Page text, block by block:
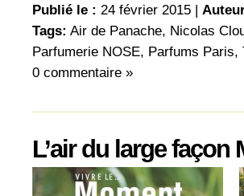
Publié le : 24 février 2015 |
Tags: Air de Panache, Nicolas
Parfumerie NOSE, Parfums Paris,
0 commentaire »
L’air du large façon